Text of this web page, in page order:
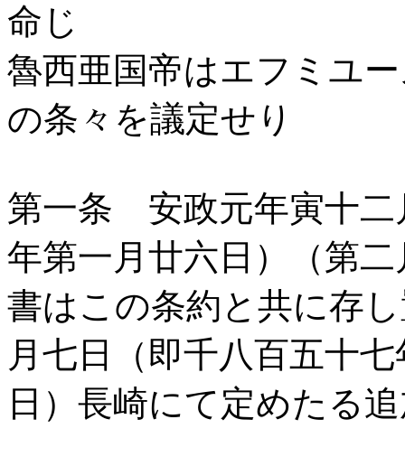
命じ
魯西亜国帝はエフミユ
の条々を議定せり
第一条 安政元年寅十二
年第一月廿六日）（第
書はこの条約と共に存
月七日（即千八百五十
日）長崎にて定めたる